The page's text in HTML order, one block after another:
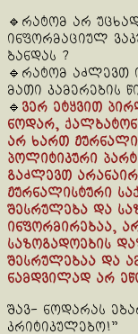
🔹რატომ არ
ინფორმაციულ
ბანდას ?
🔹რატომ აძლევთ
მათი კამერების
🔹 ვერ ეტყვით
ნოდარ,
არ ხართ
პოლიტიკური
გაძლევთ არანაირ
ჟურნალისტური
შესრულება და
ინფორმირებაა,
საზოგადოების
შესრულებაა და
ნამდვილად არ
შავ- ნოდარას
კრიტიკულებო!”